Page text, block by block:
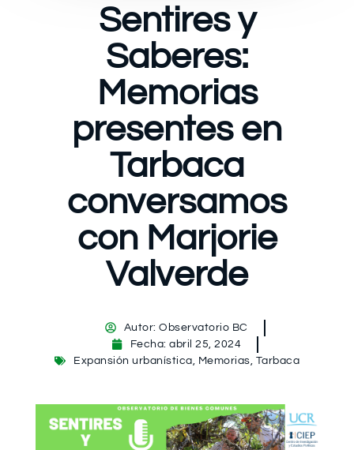
Sentires y
Saberes:
Memorias
presentes en
Tarbaca
conversamos
con Marjorie
Valverde
Autor: Observatorio BC
Fecha: abril 25, 2024
Expansión urbanística
Memorias Tarbaca